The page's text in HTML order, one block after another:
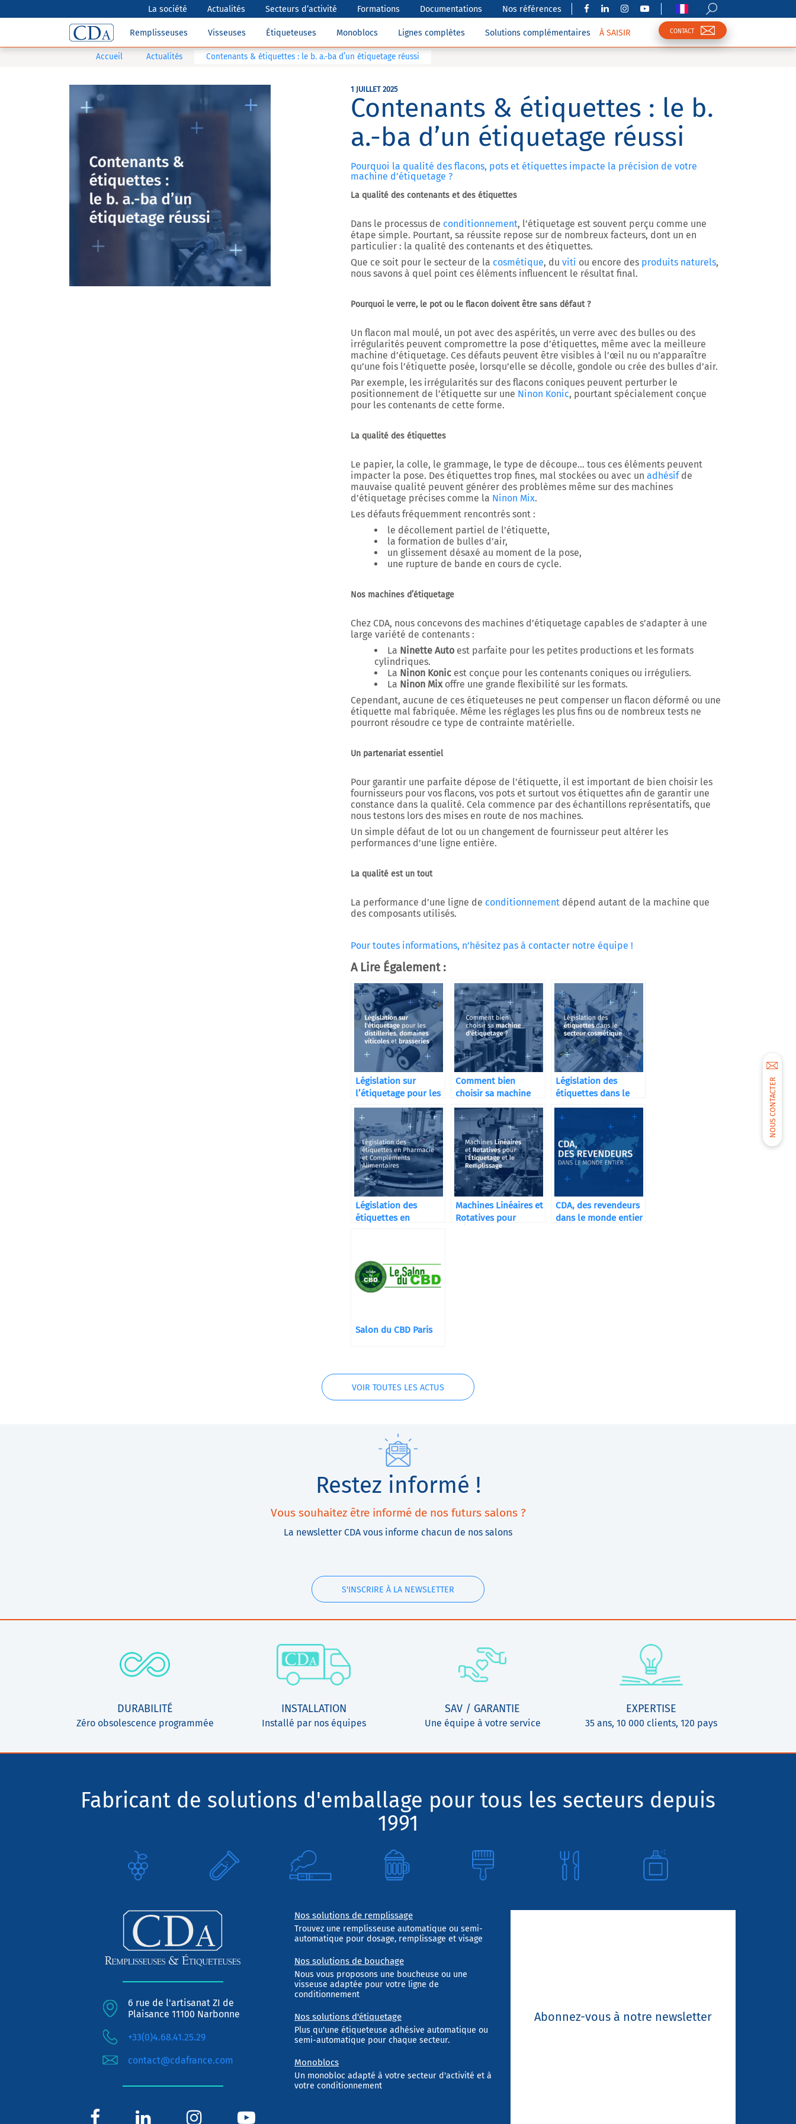
La société Actualités Secteurs d’activité Formations Documentations Nos références
Remplisseuses Visseuses Étiqueteuses Monoblocs Lignes complètes Solutions complémentaires À SAISIR CONTACT
NOUS CONTACTER
Accueil Actualités Contenants & étiquettes : le b. a.-ba d’un étiquetage réussi
1 JUILLET 2025
Contenants & étiquettes : le b.
a.-ba d’un étiquetage réussi
Pourquoi la qualité des flacons, pots et étiquettes impacte la précision de votre
machine d’étiquetage ?
La qualité des contenants et des étiquettes
Dans le processus de conditionnement, l’étiquetage est souvent perçu comme une
étape simple. Pourtant, sa réussite repose sur de nombreux facteurs, dont un en
particulier : la qualité des contenants et des étiquettes.
Que ce soit pour le secteur de la cosmétique, du viti ou encore des produits naturels,
nous savons à quel point ces éléments influencent le résultat final.
Pourquoi le verre, le pot ou le flacon doivent être sans défaut ?
Un flacon mal moulé, un pot avec des aspérités, un verre avec des bulles ou des
irrégularités peuvent compromettre la pose d’étiquettes, même avec la meilleure
machine d’étiquetage. Ces défauts peuvent être visibles à l’œil nu ou n’apparaître
qu’une fois l’étiquette posée, lorsqu’elle se décolle, gondole ou crée des bulles d’air.
Par exemple, les irrégularités sur des flacons coniques peuvent perturber le
positionnement de l’étiquette sur une Ninon Konic, pourtant spécialement conçue
pour les contenants de cette forme.
La qualité des étiquettes
Le papier, la colle, le grammage, le type de découpe… tous ces éléments peuvent
impacter la pose. Des étiquettes trop fines, mal stockées ou avec un adhésifde
mauvaise qualité peuvent générer des problèmes même sur des machines
d’étiquetage précises comme la Ninon Mix.
Les défauts fréquemment rencontrés sont :
le décollement partiel de l’étiquette,
la formation de bulles d’air,
un glissement désaxé au moment de la pose,
une rupture de bande en cours de cycle.
Nos machines d’étiquetage
Chez CDA, nous concevons des machines d’étiquetage capables de s’adapter à une
large variété de contenants :
La Ninette Auto est parfaite pour les petites productions et les formats
cylindriques.
La Ninon Konic est conçue pour les contenants coniques ou irréguliers.
La Ninon Mixoffre une grande flexibilité sur les formats.
Cependant, aucune de ces étiqueteuses ne peut compenser un flacon déformé ou une
étiquette mal fabriquée. Même les réglages les plus fins ou de nombreux tests ne
pourront résoudre ce type de contrainte matérielle.
Un partenariat essentiel
Pour garantir une parfaite dépose de l’étiquette, il est important de bien choisir les
fournisseurs pour vos flacons, vos pots et surtout vos étiquettes afin de garantir une
constance dans la qualité. Cela commence par des échantillons représentatifs, que
nous testons lors des mises en route de nos machines.
Un simple défaut de lot ou un changement de fournisseur peut altérer les
performances d’une ligne entière.
La qualité est un tout
La performance d’une ligne de conditionnement dépend autant de la machine que
des composants utilisés.
Pour toutes informations, n’hésitez pas à contacter notre équipe !
A Lire Également :
Législation sur
l’étiquetage pour les
distilleries
Comment bien
choisir sa machine
d’étiquetage ?
Législation des
étiquettes dans le
secteur cosmétique
Législation des
étiquettes en
Machines Linéaires et
Rotatives pour
CDA, des revendeurs
dans le monde entier
Salon du CBD Paris
VOIR TOUTES LES ACTUS
Restez informé !
Vous souhaitez être informé de nos futurs salons ?
La newsletter CDA vous informe chacun de nos salons
S'INSCRIRE À LA NEWSLETTER
DURABILITÉ
Zéro obsolescence programmée
INSTALLATION
Installé par nos équipes
SAV / GARANTIE
Une équipe à votre service
EXPERTISE
35 ans, 10 000 clients, 120 pays
Fabricant de solutions d'emballage pour tous les secteurs depuis
1991
6 rue de l'artisanat ZI de
Plaisance 11100 Narbonne
+33(0)4.68.41.25.29
contact@cdafrance.com
Nos solutions de remplissage
Trouvez une remplisseuse automatique ou semi-
automatique pour dosage, remplissage et visage
Nos solutions de bouchage
Nous vous proposons une boucheuse ou une
visseuse adaptée pour votre ligne de
conditionnement
Nos solutions d'étiquetage
Plus qu'une étiqueteuse adhésive automatique ou
semi-automatique pour chaque secteur.
Monoblocs
Un monobloc adapté à votre secteur d'activité et à
votre conditionnement
Abonnez-vous à notre newsletter